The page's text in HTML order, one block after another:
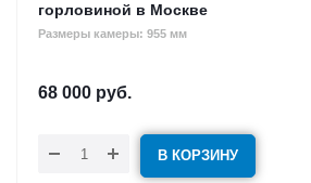
горловиной в Москве
Размеры камеры: 955 мм
68 000 руб.
В КОРЗИНУ